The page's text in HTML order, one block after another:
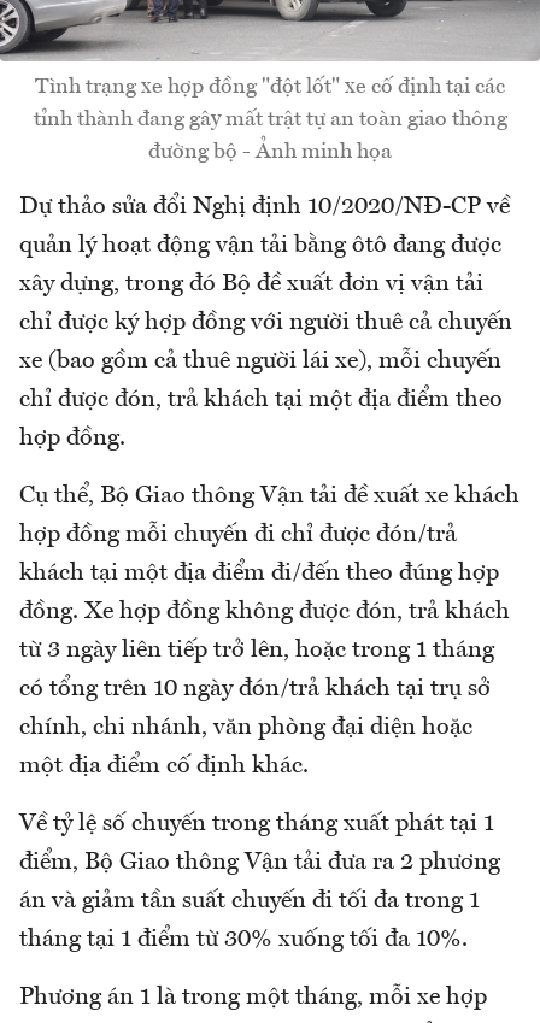
Tình trạng xe hợp đồng "đột lốt" xe cố định tại các
tỉnh thành đang gây mất trật tự an toàn giao thông
đường bộ - Ảnh minh họa
Dự thảo sửa đổi Nghị định 10/2020/NĐ-CP về
quản lý hoạt động vận tải bằng ôtô đang được
xây dựng, trong đó Bộ đề xuất đơn vị vận tải
chỉ được ký hợp đồng với người thuê cả chuyến
xe (bao gồm cả thuê người lái xe), mỗi chuyến
chỉ được đón, trả khách tại một địa điểm theo
hợp đồng.
Cụ thể, Bộ Giao thông Vận tải đề xuất xe khách
hợp đồng mỗi chuyến đi chỉ được đón/trả
khách tại một địa điểm đi/đến theo đúng hợp
đồng. Xe hợp đồng không được đón, trả khách
từ 3 ngày liên tiếp trở lên, hoặc trong 1 tháng
có tổng trên 10 ngày đón/trả khách tại trụ sở
chính, chi nhánh, văn phòng đại diện hoặc
một địa điểm cố định khác.
Về tỷ lệ số chuyến trong tháng xuất phát tại 1
điểm, Bộ Giao thông Vận tải đưa ra 2 phương
án và giảm tần suất chuyến đi tối đa trong 1
tháng tại 1 điểm từ 30% xuống tối đa 10%.
Phương án 1 là trong một tháng, mỗi xe hợp